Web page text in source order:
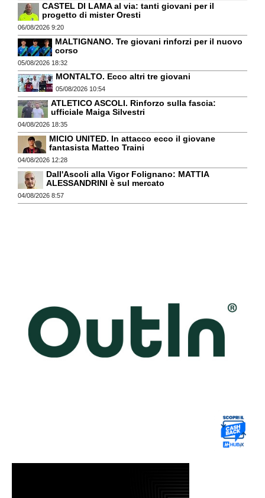
CASTEL DI LAMA al via: tanti giovani per il
progetto di mister Oresti
06/08/2026 9:20
MALTIGNANO. Tre giovani rinforzi per il nuovo
corso
05/08/2026 18:32
MONTALTO. Ecco altri tre giovani
05/08/2026 10:54
ATLETICO ASCOLI. Rinforzo sulla fascia:
ufficiale Maiga Silvestri
04/08/2026 18:35
MICIO UNITED. In attacco ecco il giovane
fantasista Matteo Traini
04/08/2026 12:28
Dall'Ascoli alla Vigor Folignano: MATTIA
ALESSANDRINI è sul mercato
04/08/2026 8:57